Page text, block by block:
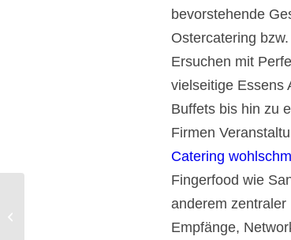
bevorstehende
Ostercatering
Ersuchen mit
vielseitige Essens
Buffets bis hin zu
Firmen
Catering
Fingerfood wie
anderem zentraler
Empfänge,
Pfullingen Partyservice und Catering